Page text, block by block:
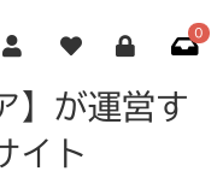
0
】が運営す
イト